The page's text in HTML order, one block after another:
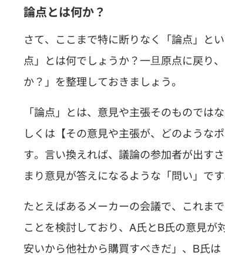
論点とは何か？
さて、ここまで特に断りなく「論点」と
点」とは何でしょうか？一旦原点に戻り
か？」を整理しておきましょう。
「論点」とは、意見や主張そのものでは
しくは【その意見や主張が、どのような
す。言い換えれば、議論の参加者が出す
まり意見が答えになるような「問い」です
たとえばあるメーカーの会議で、これま
ことを検討しており、A氏とB氏の意見
安いから他社から購買すべきだ」、B氏